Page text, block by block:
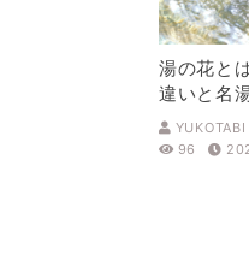
湯の花と
違いと名
YUKOTABI
96